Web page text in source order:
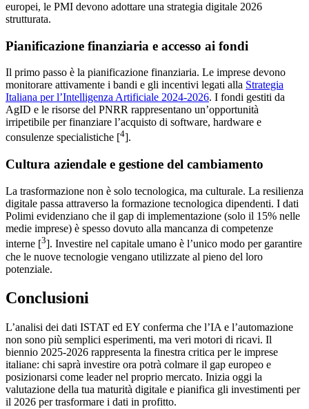
europei, le PMI devono adottare una strategia digitale 2026
strutturata.
Pianificazione finanziaria e accesso ai fondi
Il primo passo è la pianificazione finanziaria. Le imprese devono
monitorare attivamente i bandi e gli incentivi legati alla Strategia
Italiana per l’Intelligenza Artificiale 2024-2026. I fondi gestiti da
AgID e le risorse del PNRR rappresentano un’opportunità
irripetibile per finanziare l’acquisto di software, hardware e
consulenze specialistiche [4].
Cultura aziendale e gestione del cambiamento
La trasformazione non è solo tecnologica, ma culturale. La resilienza
digitale passa attraverso la formazione tecnologica dipendenti. I dati
Polimi evidenziano che il gap di implementazione (solo il 15% nelle
medie imprese) è spesso dovuto alla mancanza di competenze
interne [3]. Investire nel capitale umano è l’unico modo per garantire
che le nuove tecnologie vengano utilizzate al pieno del loro
potenziale.
Conclusioni
L’analisi dei dati ISTAT ed EY conferma che l’IA e l’automazione
non sono più semplici esperimenti, ma veri motori di ricavi. Il
biennio 2025-2026 rappresenta la finestra critica per le imprese
italiane: chi saprà investire ora potrà colmare il gap europeo e
posizionarsi come leader nel proprio mercato. Inizia oggi la
valutazione della tua maturità digitale e pianifica gli investimenti per
il 2026 per trasformare i dati in profitto.